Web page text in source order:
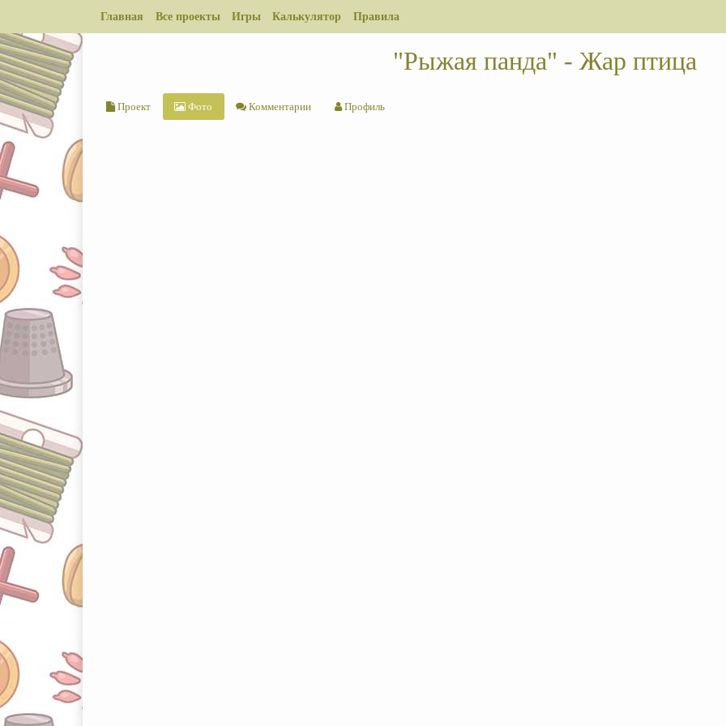
Главная Все проекты Игры Калькулятор Правила
"Рыжая панда" - Жар птица
Проект Фото Комментарии Профиль